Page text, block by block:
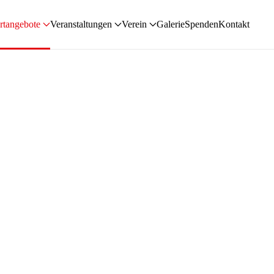
Veranstaltungen Verein GalerieSpendenKontakt